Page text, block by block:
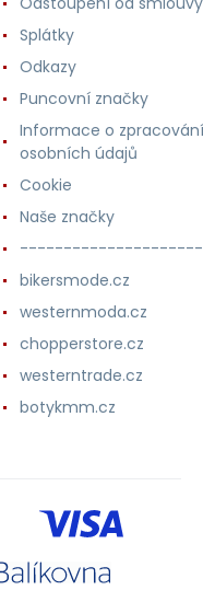
Splátky
Odkazy
Puncovní značky
Informace o zpracování
osobních údajů
Cookie
Naše značky
bikersmode.cz
westernmoda.cz
chopperstore.cz
westerntrade.cz
botykmm.cz